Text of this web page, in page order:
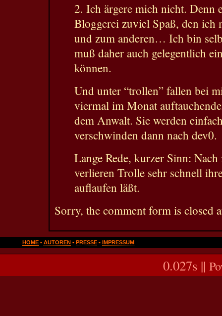
2. Ich ärgere mich nicht. Denn
Bloggerei zuviel Spaß, den
und zum anderen… Ich bin
muß daher auch gelegentlich
können.
Und unter “trollen” fallen bei
viermal im Monat
dem Anwalt. Sie werden
verschwinden dann nach dev0.
Lange Rede, kurzer Sinn:
verlieren Trolle sehr schnell
auflaufen läßt.
Sorry, the comment form is closed
HOME • AUTOREN • PRESSE • IMPRESSUM
0.027s ||